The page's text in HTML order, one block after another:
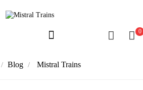
0
Blog Mistral Trains